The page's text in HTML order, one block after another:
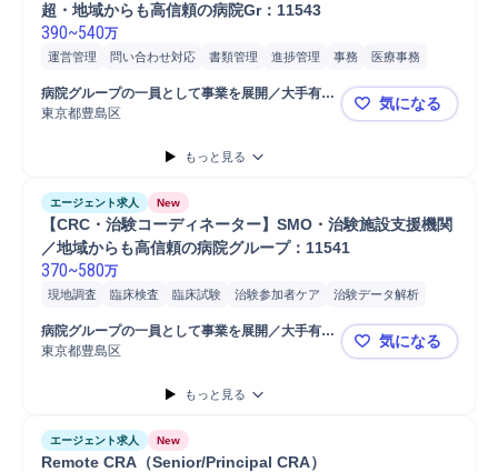
超・地域からも高信頼の病院Gr：11543
390~540万
運営管理 問い合わせ対応 書類管理 進捗管理 事務
医療事務
臨床試験
関係会社との調整 関係機関連携
スケジュール調整
資料保管/保存
資料整理
書類整理 プロジェクト
Microsoft Power...
Microsoft Word
企画対象 医療/福祉業界
サポート対象 医療/福祉業界 社内関係者調整
病院グループの一員として事業を展開／大手有名
製薬会社ともお取引多数　※社名非公開
東京都豊島区 【SMA・治
気になる
もっと見る
エージェント求人 New
【CRC・治験コーディネーター】SMO・治験施設支援機関
／地域からも高信頼の病院グループ：11541
370~580万
現地調査 臨床検査 臨床試験 治験参加者ケア
治験データ解析
治験モニタリング
臨床試験関係者調整
臨床開発プロジェクト
スケジュール調整
データ/文字入力
病院グループの一員として事業を展開／大手有名
製薬会社ともお取引多数　※社名非公開
東京都豊島区 【CRC・治
気になる
もっと見る
エージェント求人 New
Remote CRA（Senior/Principal CRA）